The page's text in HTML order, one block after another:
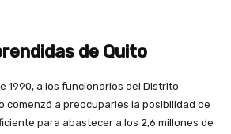
de Quito
1990, a los funcionarios del Distrito
comenzó a preocuparles la posibilidad de
para abastecer a los 2,6 millones de